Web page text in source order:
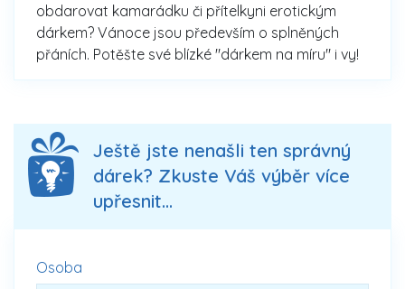
obdarovat kamarádku či přítelkyni erotickým
dárkem? Vánoce jsou především o splněných
přáních. Potěšte své blízké "dárkem na míru" i vy!
Ještě jste nenašli ten správný
dárek? Zkuste Váš výběr více
upřesnit...
Osoba